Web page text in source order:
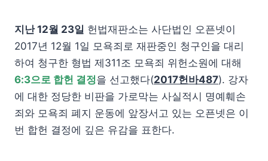
지난 12월 23일 헌법재판소는 사단법인 오픈넷이
2017년 12월 1일 모욕죄로 재판중인 청구인을 대리
하여 청구한 형법 제311조 모욕죄 위헌소원에 대해
6:3으로 합헌 결정을 선고했다(2017헌바487). 강자
에 대한 정당한 비판을 가로막는 사실적시 명예훼손
죄와 모욕죄 폐지 운동에 앞장서고 있는 오픈넷은 이
번 합헌 결정에 깊은 유감을 표한다.